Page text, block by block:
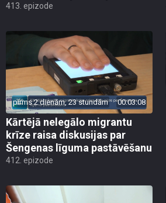
413. epizode
pirms 2 dienām, 23 stundām 00:03:08
Kārtējā nelegālo migrantu
krīze raisa diskusijas par
Šengenas līguma pastāvēšanu
412. epizode